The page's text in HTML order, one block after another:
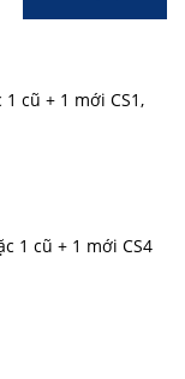
cũ + 1 mới CS1,
1 cũ + 1 mới CS4